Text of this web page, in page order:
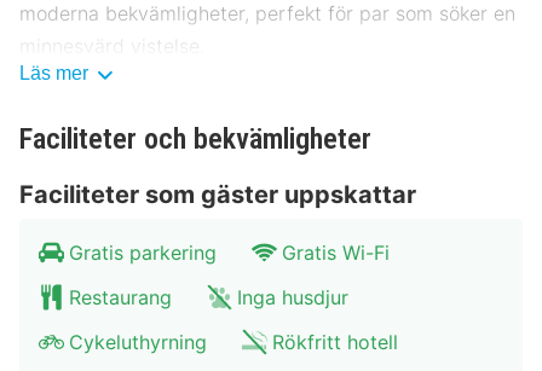
moderna bekvämligheter, perfekt för par som söker en
minnesvärd vistelse.
Beläget i hjärtat av , erbjuder Château de Madières -
områdets kulturella och naturliga sevärdheter. Hotellet
ligger bara några minuter från stadens centrum och
erbjuder enkel tillgång till kollektivtrafik, inklusive
bussar och tåg. För dem som anländer med bil finns
det gott om parkeringsmöjligheter. Här är några av de
Läs mer
Faciliteter och bekvämligheter
Faciliteter som gäster uppskattar
Gratis parkering
Gratis Wi-Fi
Restaurang
Inga husdjur
Cykeluthyrning
Rökfritt hotell